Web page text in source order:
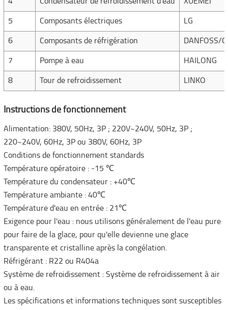
5 Composants électriques LG
6 Composants de réfrigération DANFOSS/
7 Pompe à eau HAILONG
8 Tour de refroidissement LINKO
Instructions de fonctionnement
Alimentation: 380V, 50Hz, 3P ; 220V~240V, 50Hz, 3P ;
220~240V, 60Hz, 3P ou 380V, 60Hz, 3P
Conditions de fonctionnement standards
Température opératoire : -15 ℃
Température du condensateur : +40℃
Température ambiante : 40℃
Température d'eau en entrée : 21℃
Exigence pour l'eau : nous utilisons généralement de l'eau pure
pour faire de la glace, pour qu'elle devienne une glace
transparente et cristalline après la congélation.
Réfrigérant : R22 ou R404a
Système de refroidissement : Système de refroidissement à air
ou à eau.
Les spécifications et informations techniques sont susceptibles